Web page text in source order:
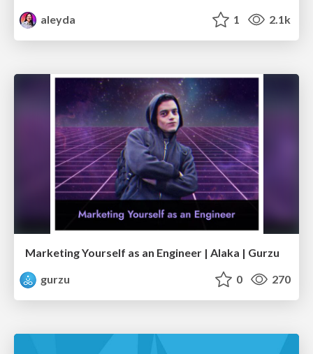
aleyda
1 2.1k
Marketing Yourself as an Engineer | Alaka | Gurzu
gurzu
0 270